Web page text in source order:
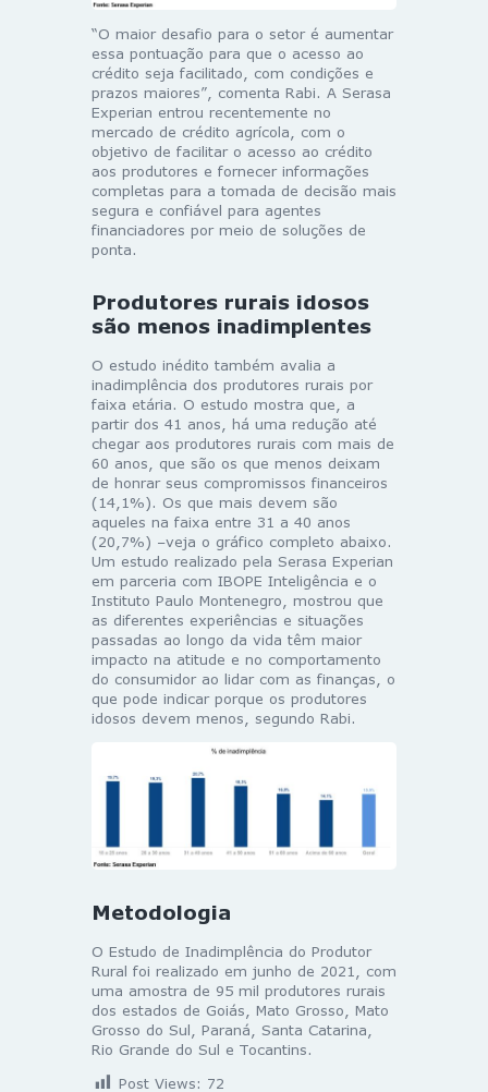
“O maior desafio para o setor é aumentar
essa pontuação para que o acesso ao
crédito seja facilitado, com condições e
prazos maiores”, comenta Rabi. A Serasa
Experian entrou recentemente no
mercado de crédito agrícola, com o
objetivo de facilitar o acesso ao crédito
aos produtores e fornecer informações
completas para a tomada de decisão mais
segura e confiável para agentes
financiadores por meio de soluções de
ponta.
Produtores rurais idosos
são menos inadimplentes
O estudo inédito também avalia a
inadimplência dos produtores rurais por
faixa etária. O estudo mostra que, a
partir dos 41 anos, há uma redução até
chegar aos produtores rurais com mais de
60 anos, que são os que menos deixam
de honrar seus compromissos financeiros
(14,1%). Os que mais devem são
aqueles na faixa entre 31 a 40 anos
(20,7%) –veja o gráfico completo abaixo.
Um estudo realizado pela Serasa Experian
em parceria com IBOPE Inteligência e o
Instituto Paulo Montenegro, mostrou que
as diferentes experiências e situações
passadas ao longo da vida têm maior
impacto na atitude e no comportamento
do consumidor ao lidar com as finanças, o
que pode indicar porque os produtores
idosos devem menos, segundo Rabi.
Metodologia
O Estudo de Inadimplência do Produtor
Rural foi realizado em junho de 2021, com
uma amostra de 95 mil produtores rurais
dos estados de Goiás, Mato Grosso, Mato
Grosso do Sul, Paraná, Santa Catarina,
Rio Grande do Sul e Tocantins.
Post Views: 72